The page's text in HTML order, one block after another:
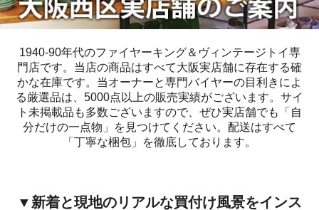
1940-90年代のファイヤーキング＆ヴィンテージトイ専
門店です。当店の商品はすべて大阪実店舗に存在する確
かな在庫です。当オーナーと専門バイヤーの目利きによ
る厳選品は、5000点以上の販売実績がございます。サイ
ト未掲載品も多数ございますので、ぜひ実店舗でも「自
分だけの一点物」を見つけてください。配送はすべて
「丁寧な梱包」を徹底しております。
▼新着と現地のリアルな買付け風景をインス